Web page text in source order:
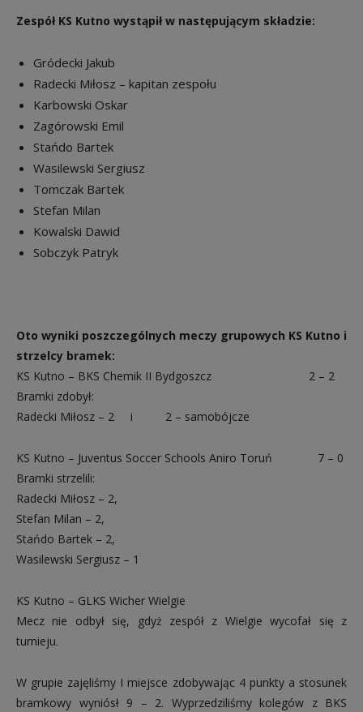
Zespół KS Kutno wystąpił w następującym składzie:
Gródecki Jakub
Radecki Miłosz – kapitan zespołu
Karbowski Oskar
Zagórowski Emil
Stańdo Bartek
Wasilewski Sergiusz
Tomczak Bartek
Stefan Milan
Kowalski Dawid
Sobczyk Patryk
Oto wyniki poszczególnych meczy grupowych KS Kutno i
strzelcy bramek:
KS Kutno – BKS Chemik II Bydgoszcz 2 – 2
Bramki zdobył:
Radecki Miłosz – 2 i 2 – samobójcze
KS Kutno – Juventus Soccer Schools Aniro Toruń 7 – 0
Bramki strzelili:
Radecki Miłosz – 2,
Stefan Milan – 2,
Stańdo Bartek – 2,
Wasilewski Sergiusz – 1
KS Kutno – GLKS Wicher Wielgie
Mecz nie odbył się, gdyż zespół z Wielgie wycofał się z
turnieju.
W grupie zajęliśmy I miejsce zdobywając 4 punkty a stosunek
bramkowy wyniósł 9 – 2. Wyprzedziliśmy kolegów z BKS